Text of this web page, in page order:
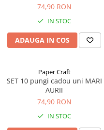
Cutii si ambalaje carton
Cutii 25x25x5 cm
Cutii 35x25x7 cm
Cutii 33x23x8 cm
Cutii 30x21x9 cm
Cutii 38x30x10 cm
Cutii curierat
74,90 RON
IN STOC
ADAUGA IN COS
Paper Craft
SET 10 pungi cadou uni MARI
AURII
74,90 RON
IN STOC